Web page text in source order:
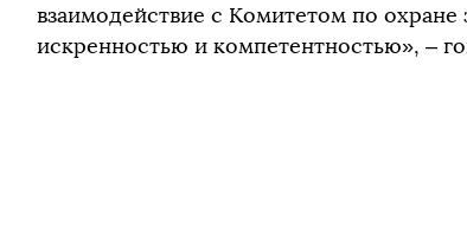
взаимодействие с Комитетом по охране
искренностью и компетентностью», –